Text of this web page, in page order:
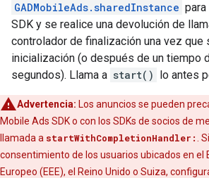
GADMobileAds.sharedInstance
SDK y se realice una devolución de
controlador de finalización una vez que
inicialización (o después de un tiempo
segundos). Llama a start() lo antes
Advertencia: Los anuncios se pueden
Mobile Ads SDKo con los SDKs de socios de
llamada a startWithCompletionHandler: .
consentimiento de los usuarios ubicados en el
Europeo (EEE), el Reino Unido o Suiza,